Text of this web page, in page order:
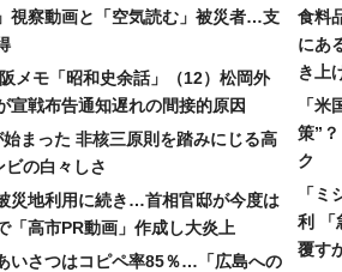
視察動画と「空気読む」被災者…支
メモ「昭和史余話」（12）松岡外
宣戦布告通知遅れの間接的原因
まった 非核三原則を踏みにじる高
の白々しさ
災地利用に続き…首相官邸が今度は
「高市PR動画」作成し大炎上
いさつはコピペ率85％…「広島への
食料
にあ
き上
「
策”
ク
「
利 「
覆す